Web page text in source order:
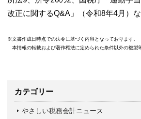
改正に関するQ&A」（令和8年4月）
※文書作成日時点での法令に基づく内容となっております。
本情報の転載および著作権法に定められた条件以外の複製
カテゴリー
やさしい税務会計ニュース